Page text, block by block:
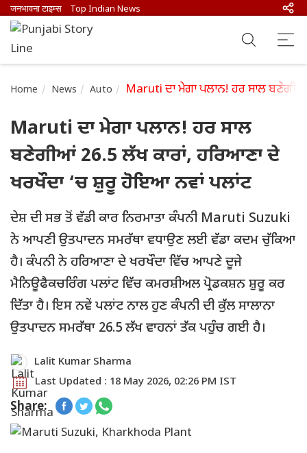
जनभावना टाइम्स Top Indian News
Home News Auto Maruti ਦਾ ਮੇਗਾ ਪਲਾਨ! ਹਰ ਸਾਲ
Maruti ਦਾ ਮੇਗਾ ਪਲਾਨ! ਹਰ ਸਾਲ
ਬਣੇਗੀਆਂ 26.5 ਲੱਖ ਕਾਰਾਂ, ਹਰਿਆਣਾ ਦੇ
ਖਰਖੌਦਾ ‘ਚ ਸ਼ੁਰੂ ਹੋਇਆ ਨਵਾਂ ਪਲਾਂਟ
ਦੇਸ਼ ਦੀ ਸਭ ਤੋਂ ਵੱਡੀ ਕਾਰ ਨਿਰਮਾਤਾ ਕੰਪਨੀ Maruti Suzuki
ਨੇ ਆਪਣੀ ਉਤਪਾਦਨ ਸਮਰੱਥਾ ਵਧਾਉਣ ਲਈ ਵੱਡਾ ਕਦਮ ਚੁੱਕਿਆ
ਹੈ। ਕੰਪਨੀ ਨੇ ਹਰਿਆਣਾ ਦੇ ਖਰਖੌਦਾ ਵਿੱਚ ਆਪਣੇ ਦੂਜੇ
ਮੈਨਿਊਫੈਕਚਰਿੰਗ ਪਲਾਂਟ ਵਿੱਚ ਕਮਰਸ਼ੀਅਲ ਪ੍ਰੋਡਕਸ਼ਨ ਸ਼ੁਰੂ ਕਰ
ਦਿੱਤਾ ਹੈ। ਇਸ ਨਵੇਂ ਪਲਾਂਟ ਨਾਲ ਹੁਣ ਕੰਪਨੀ ਦੀ ਕੁੱਲ ਸਾਲਾਨਾ
ਉਤਪਾਦਨ ਸਮਰੱਥਾ 26.5 ਲੱਖ ਵਾਹਨਾਂ ਤੱਕ ਪਹੁੰਚ ਗਈ ਹੈ।
Lalit Kumar Sharma
Last Updated : 18 May 2026, 02:26 PM IST
Share: